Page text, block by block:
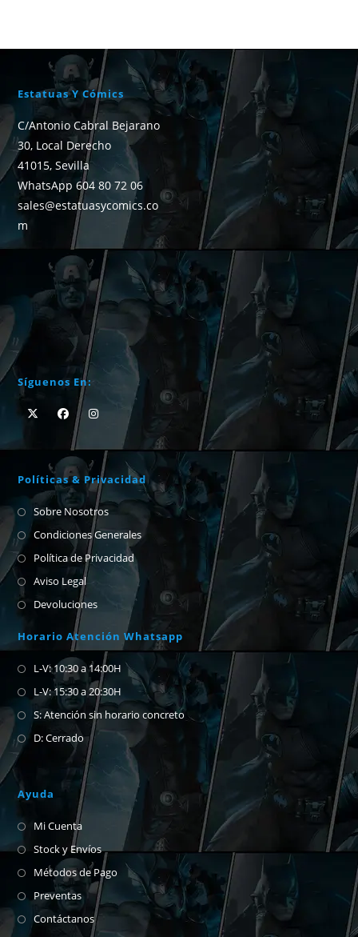
Estatuas Y Cómics
C/Antonio Cabral Bejarano
30, Local Derecho
41015, Sevilla
WhatsApp 604 80 72 06
sales@estatuasycomics.co
m
Síguenos En:
Políticas & Privacidad
Sobre Nosotros
Condiciones Generales
Política de Privacidad
Aviso Legal
Devoluciones
Horario Atención Whatsapp
L-V: 10:30 a 14:00H
L-V: 15:30 a 20:30H
S: Atención sin horario concreto
D: Cerrado
Ayuda
Mi Cuenta
Stock y Envíos
Métodos de Pago
Preventas
Contáctanos